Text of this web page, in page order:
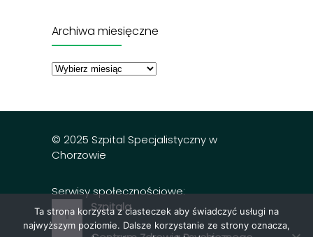
2024.12.27
Dobry posiłek z dnia 23.12.2025 r.
Archiwa miesięczne
miesięczne
© 2025 Szpital Specjalistyczny w
Chorzowie
Serwisy społecznościowe:
Szpitala
Ta strona korzysta z ciasteczek aby świadczyć usługi na
najwyższym poziomie. Dalsze korzystanie ze strony oznacza,